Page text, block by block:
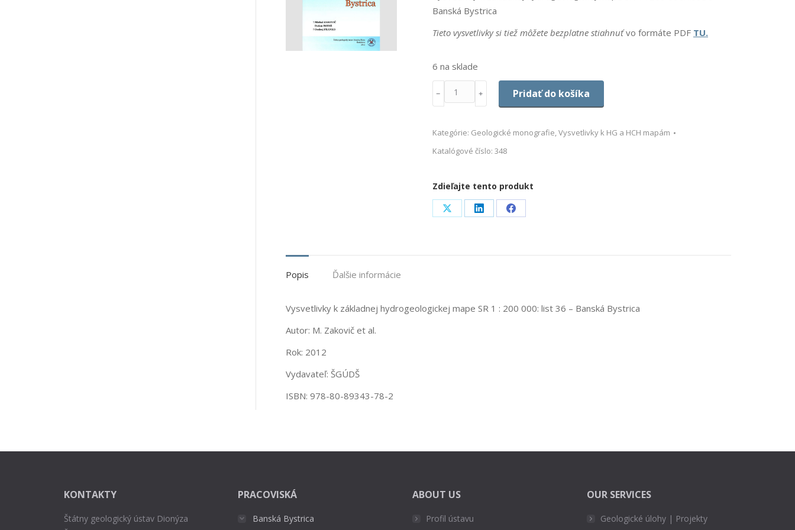
Banská Bystrica
Tieto vysvetlivky si tiež môžete bezplatne stiahnuťvo formáte PDF TU.
6 na sklade
Množstvo
﹣ ﹢ Pridať do košíka
Kategórie: Geologické monografie,Vysvetlivky k HG a HCH mapám
Katalógové číslo: 348
Zdieľajte tento produkt
Share
X
Share
LinkedIn
Share
Facebook
Popis Ďalšie informácie
Vysvetlivky k základnej hydrogeologickej mape SR 1 : 200 000: list 36 – Banská Bystrica
Autor: M. Zakovič et al.
Rok: 2012
Vydavateľ: ŠGÚDŠ
ISBN: 978-80-89343-78-2
KONTAKTY
Štátny geologický ústav Dionýza
PRACOVISKÁ
Banská Bystrica
ABOUT US
Profil ústavu
OUR SERVICES
Geologické úlohy | Projekty